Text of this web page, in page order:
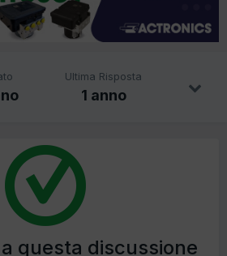
Ultima Risposta
1 anno
questa discussione